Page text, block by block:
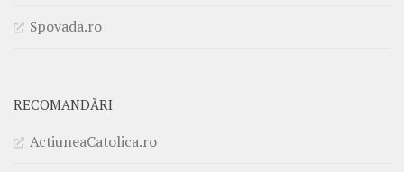
Spovada.ro
RECOMANDĂRI
ActiuneaCatolica.ro